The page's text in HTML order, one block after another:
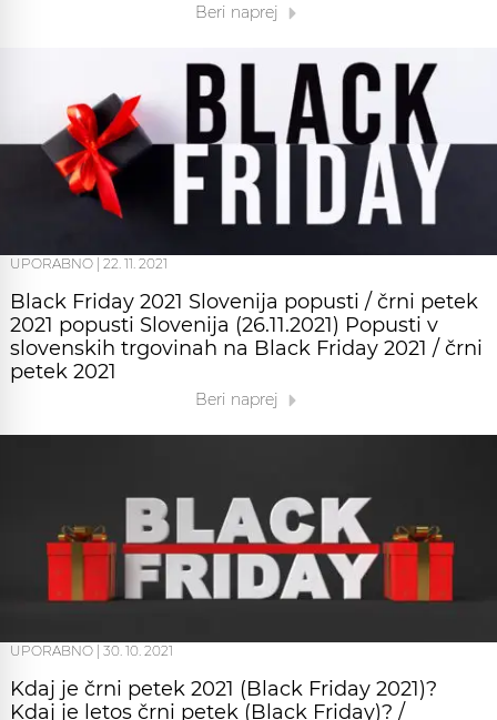
Beri naprej
UPORABNO 22. 11. 2021
Black Friday 2021 Slovenija popusti / črni petek
2021 popusti Slovenija (26.11.2021) Popusti v
slovenskih trgovinah na Black Friday 2021 / črni
petek 2021
Beri naprej
UPORABNO 30. 10. 2021
Kdaj je črni petek 2021 (Black Friday 2021)?
Kdaj je letos črni petek (Black Friday)? /